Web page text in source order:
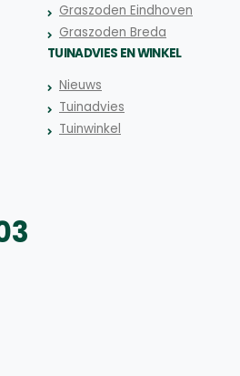
Graszoden Eindhoven
Graszoden Breda
TUINADVIES EN WINKEL
Nieuws
Tuinadvies
Tuinwinkel